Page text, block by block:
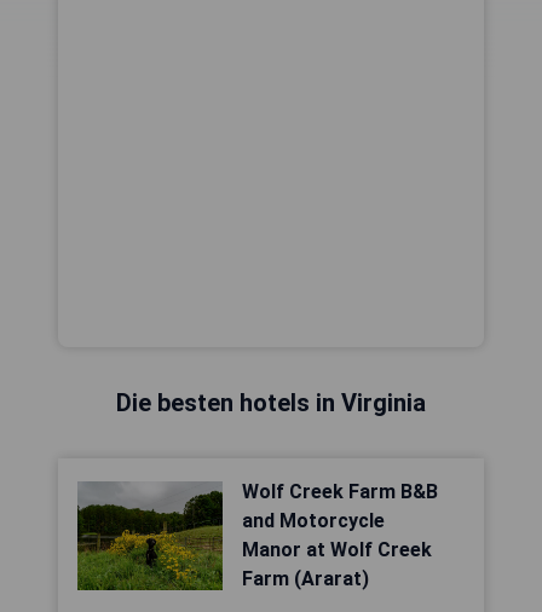
Die besten hotels in Virginia
Wolf Creek Farm B&B
and Motorcycle
Manor at Wolf Creek
Farm (Ararat)